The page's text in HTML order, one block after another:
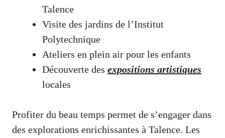
Talence
Visite des jardins de l’Institut
Polytechnique
Ateliers en plein air pour les enfants
Découverte des expositions artistiques
locales
Profiter du beau temps permet de s’engager dans
des explorations enrichissantes à Talence. Les